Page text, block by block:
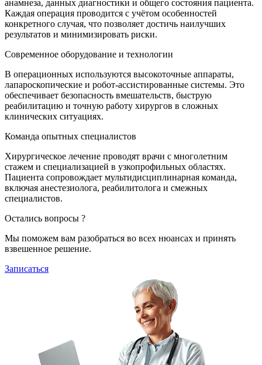
анамнеза, данных диагностики и общего состояния пациента.
Каждая операция проводится с учётом особенностей
конкретного случая, что позволяет достичь наилучших
результатов и минимизировать риски.
Современное оборудование и технологии
В операционных используются высокоточные аппараты,
лапароскопические и робот-ассистированные системы. Это
обеспечивает безопасность вмешательств, быструю
реабилитацию и точную работу хирургов в сложных
клинических ситуациях.
Команда опытных специалистов
Хирургическое лечение проводят врачи с многолетним
стажем и специализацией в узкопрофильных областях.
Пациента сопровождает мультидисциплинарная команда,
включая анестезиолога, реабилитолога и смежных
специалистов.
Остались вопросы ?
Мы поможем вам разобраться во всех нюансах и принять
взвешенное решение.
Записаться